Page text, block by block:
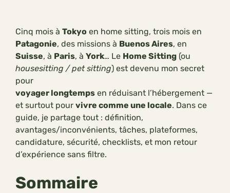
Cinq mois à Tokyo en home sitting, trois mois en
Patagonie, des missions à Buenos Aires, en
Suisse, à Paris, à York… Le Home Sitting (ou
housesitting / pet sitting) est devenu mon secret
pour
voyager longtemps en réduisant l’hébergement —
et surtout pour vivre comme une locale. Dans ce
guide, je partage tout : définition,
avantages/inconvénients, tâches, plateformes,
candidature, sécurité, checklists, et mon retour
d’expérience sans filtre.
Sommaire